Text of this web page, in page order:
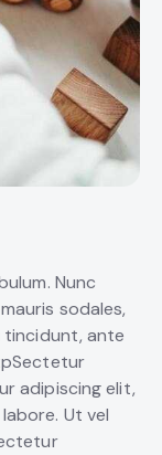
Nunc
sodales,
ante
adipiscing elit,
Ut vel